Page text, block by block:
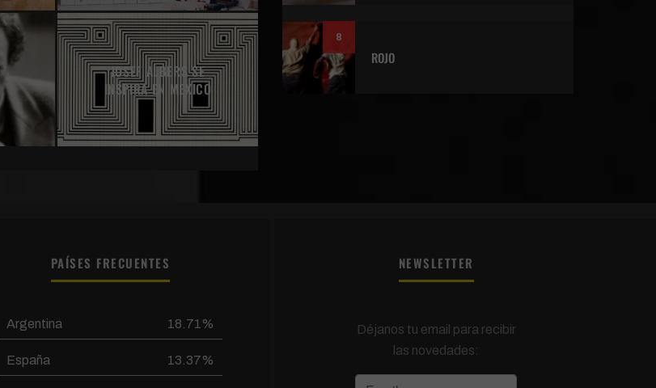
JOSEF ALBERS SE
INSPIRA EN MEXICO
8
ROJO
PAÍSES FRECUENTES
Argentina 18.71%
España 13.37%
NEWSLETTER
Déjanos tu email para recibir
las novedades: